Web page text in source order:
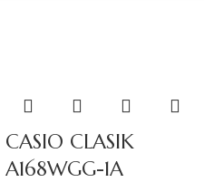
CASIO CLASIK
A168WGG-1A